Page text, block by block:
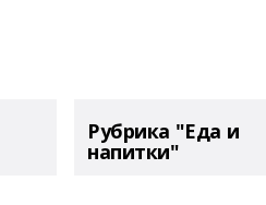
Рубрика "Еда и
напитки"